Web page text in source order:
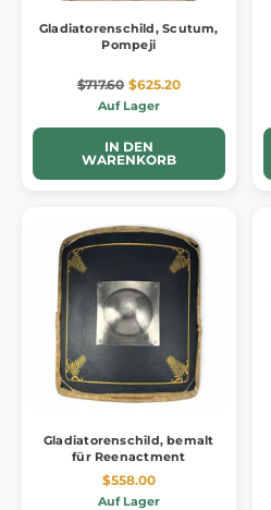
Gladiatorenschild, Scutum,
Pompeji
$717.60 $625.20
Auf Lager
IN DEN
WARENKORB
Gladiatorenschild, bemalt
für Reenactment
$558.00
Auf Lager